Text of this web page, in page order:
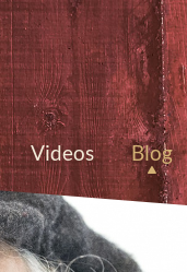
Videos Blog